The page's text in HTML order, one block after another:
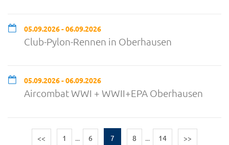
05.09.2026 - 06.09.2026
Club-Pylon-Rennen in Oberhausen
05.09.2026 - 06.09.2026
Aircombat WWI + WWII+EPA Oberhausen
<< 1 ... 6 7 8 ... 14 >>